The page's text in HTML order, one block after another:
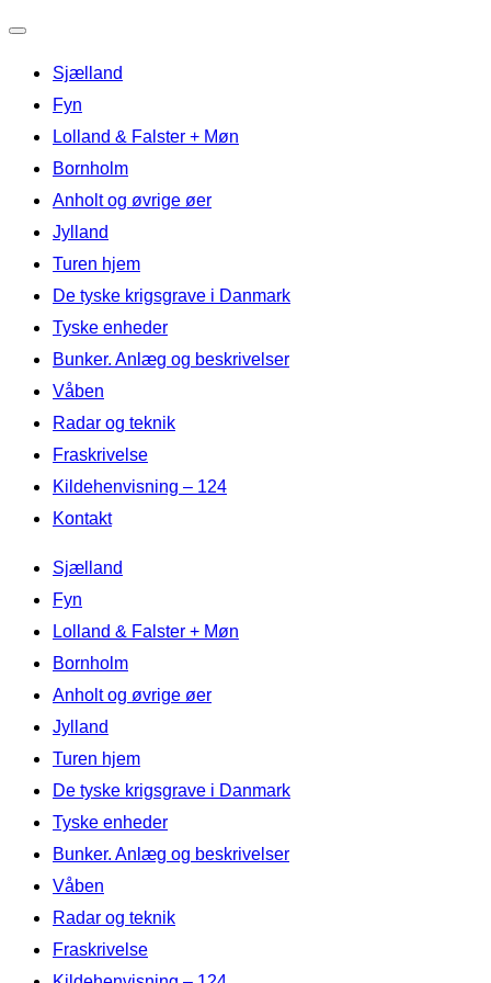
navigation
til/fra
Sjælland
Fyn
Lolland & Falster + Møn
Bornholm
Anholt og øvrige øer
Jylland
Turen hjem
De tyske krigsgrave i Danmark
Tyske enheder
Bunker. Anlæg og beskrivelser
Våben
Radar og teknik
Fraskrivelse
Kildehenvisning – 124
Kontakt
Videre
indhold
Sjælland
Fyn
Lolland & Falster + Møn
Bornholm
Anholt og øvrige øer
Jylland
Turen hjem
De tyske krigsgrave i Danmark
Tyske enheder
Bunker. Anlæg og beskrivelser
Våben
Radar og teknik
Fraskrivelse